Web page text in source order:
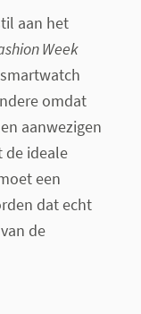
aan het
Week
omdat
aanwezigen
de ideale
een
dat echt
de